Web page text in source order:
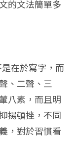
的文法簡單多
在於寫字，而
、二聲、三
八素，而且明
揚頓挫，不同
，對於習慣看